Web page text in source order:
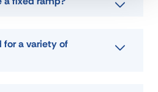
for a variety of